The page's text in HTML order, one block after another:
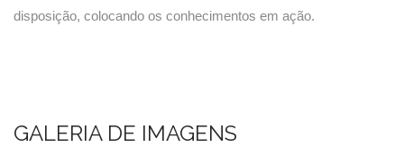
disposição, colocando os conhecimentos em ação.
GALERIA DE IMAGENS